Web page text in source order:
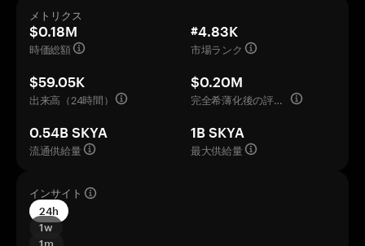
メトリクス
$0.18M
時価総額
#4.83K
市場ランク
$59.05K
出来高（24時間）
$0.20M
完全希薄化後の評価額
0.54B SKYA
流通供給量
1B SKYA
最大供給量
インサイト
24h
1w